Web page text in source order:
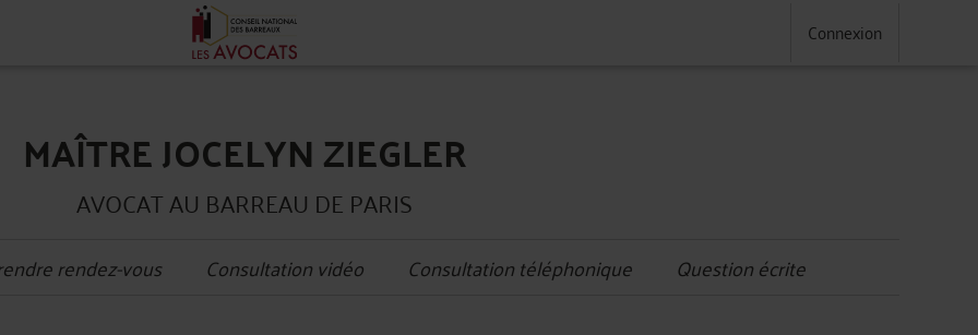
Connexion
MAÎTRE JOCELYN ZIEGLER
AVOCAT AU BARREAU DE PARIS
rendez-vous Consultation vidéo Consultation téléphonique Question écrite